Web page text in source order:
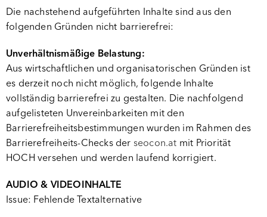
Die nachstehend aufgeführten Inhalte sind aus den
folgenden Gründen nicht barrierefrei:
Unverhältnismäßige Belastung:
Aus wirtschaftlichen und organisatorischen Gründen ist
es derzeit noch nicht möglich, folgende Inhalte
vollständig barrierefrei zu gestalten. Die nachfolgend
aufgelisteten Unvereinbarkeiten mit den
Barrierefreiheitsbestimmungen wurden im Rahmen des
Barrierefreiheits-Checks der seocon.at mit Priorität
HOCH versehen und werden laufend korrigiert.
AUDIO & VIDEOINHALTE
Issue: Fehlende Textalternative